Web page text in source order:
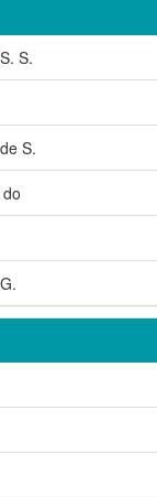
S.
S.